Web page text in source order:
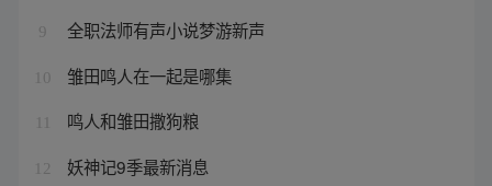
9 全职法师有声小说梦游新声
10 雏田鸣人在一起是哪集
鸣人和雏田撒狗粮
12 妖神记9季最新消息